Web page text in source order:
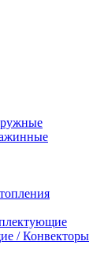
/ Конвекторы